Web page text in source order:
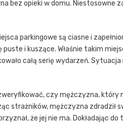
bez opieki w domu. Niestosowne
parkingowe są ciasne i
i kuszące. Właśnie takim
całą serię wydarzeń. Sytuacja
czy mężczyzna, który
strażników, mężczyzna zdradził
że jej nie ma. Dokładając do